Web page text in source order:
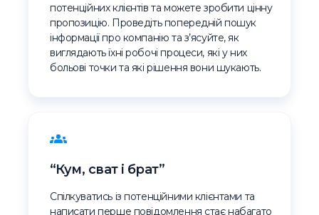
потенційних клієнтів та можете зробити цінну
пропозицію. Проведіть попередній пошук
інформації про компанію та з’ясуйте, як
виглядають їхні робочі процеси, які у них
больові точки та які рішення вони шукають.
“Кум, сват і брат”
Спілкуватись із потенційними клієнтами та
написати перше повідомлення стає набагато